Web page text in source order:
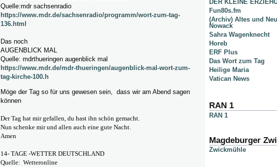
Quelle:mdr sachsenradio
https://www.mdr.de/sachsenradio/programm/wort-zum-tag-
136.html
Das noch
AUGENBLICK MAL
Quelle: mdrthueringen augenblick mal
https://www.mdr.de/mdr-thueringen/augenblick-mal-wort-zum-
tag-kirche-100.h
Möge der Tag so für uns gewesen sein, dass wir am Abend sagen
können
Der Tag hat mir gefallen, du hast ihn schön gemacht.
Nun schenke mir und allen auch eine gute Nacht.
Amen
14- TAGE -WETTER DEUTSCHLAND
Quelle: Wetteronline
DER KLEINE
Fun80s.fm
(Archiv) Altes und
Nowack
Sahra Wagenknecht
Horeb
ERF Plus
Das Wort zum Tag
Heilige Maria
Vatican News
RAN 1
RAN 1
Magdeburger
Zwickmühle